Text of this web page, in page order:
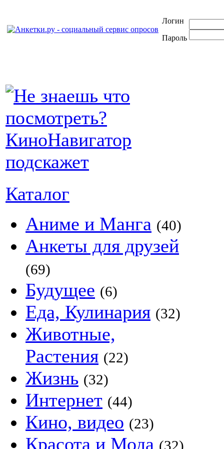
Логин
Пароль
Каталог
Аниме и Манга (40)
Анкеты для друзей
(69)
Будущее (6)
Еда, Кулинария (32)
Животные,
Растения (22)
Жизнь (32)
Интернет (44)
Кино, видео (23)
Красота и Мода (32)